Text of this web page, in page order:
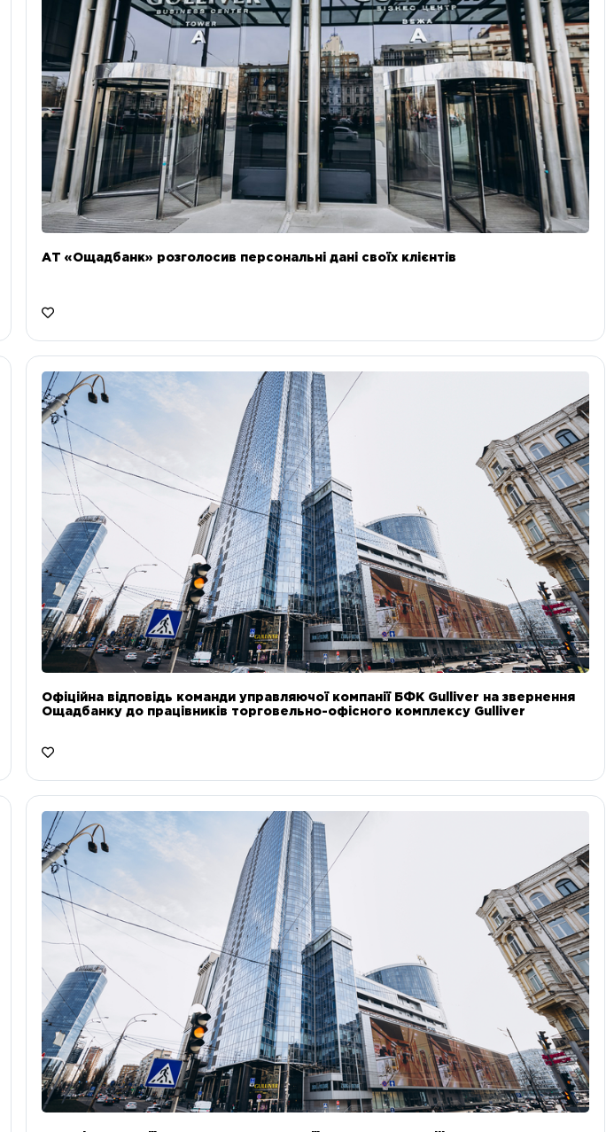
АТ «Ощадбанк» розголосив персональні дані своїх клієнтів
Офіційна відповідь команди управляючої компанії БФК Gulliver на звернення
Ощадбанку до працівників торговельно-офісного комплексу Gulliver